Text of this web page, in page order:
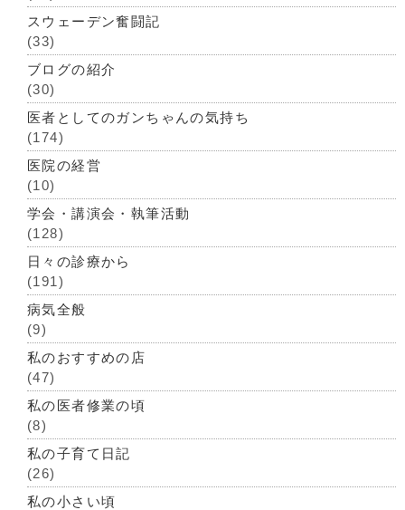
スウェーデン奮闘記
(33)
ブログの紹介
(30)
医者としてのガンちゃんの気持ち
(174)
医院の経営
(10)
学会・講演会・執筆活動
(128)
日々の診療から
(191)
病気全般
(9)
私のおすすめの店
(47)
私の医者修業の頃
(8)
私の子育て日記
(26)
私の小さい頃